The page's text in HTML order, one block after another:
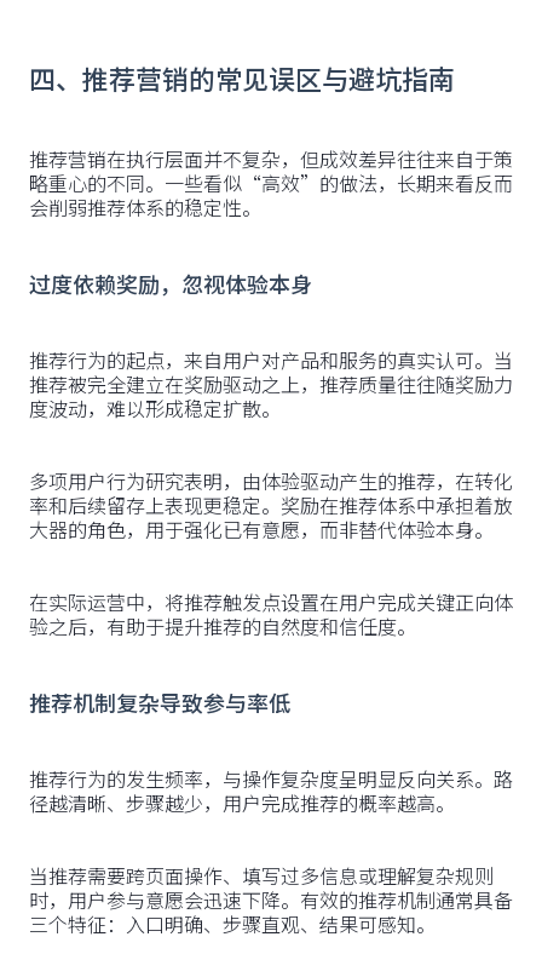
四、推荐营销的常见误区与避坑指南
推荐营销在执行层面并不复杂，但成效差异往往来自于策
略重心的不同。一些看似“高效”的做法，长期来看反而
会削弱推荐体系的稳定性。
过度依赖奖励，忽视体验本身
推荐行为的起点，来自用户对产品和服务的真实认可。当
推荐被完全建立在奖励驱动之上，推荐质量往往随奖励力
度波动，难以形成稳定扩散。
多项用户行为研究表明，由体验驱动产生的推荐，在转化
率和后续留存上表现更稳定。奖励在推荐体系中承担着放
大器的角色，用于强化已有意愿，而非替代体验本身。
在实际运营中，将推荐触发点设置在用户完成关键正向体
验之后，有助于提升推荐的自然度和信任度。
推荐机制复杂导致参与率低
推荐行为的发生频率，与操作复杂度呈明显反向关系。路
径越清晰、步骤越少，用户完成推荐的概率越高。
当推荐需要跨页面操作、填写过多信息或理解复杂规则
时，用户参与意愿会迅速下降。有效的推荐机制通常具备
三个特征：入口明确、步骤直观、结果可感知。